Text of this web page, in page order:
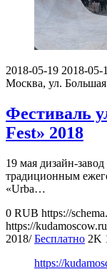
2018-05-19 2018-05-
Москва, ул.
Фестиваль
Fest» 2018
19 мая дизайн-
традиционным
«Urba…
0 RUB https://
https://
2018/ Бесплатно 2K
https://